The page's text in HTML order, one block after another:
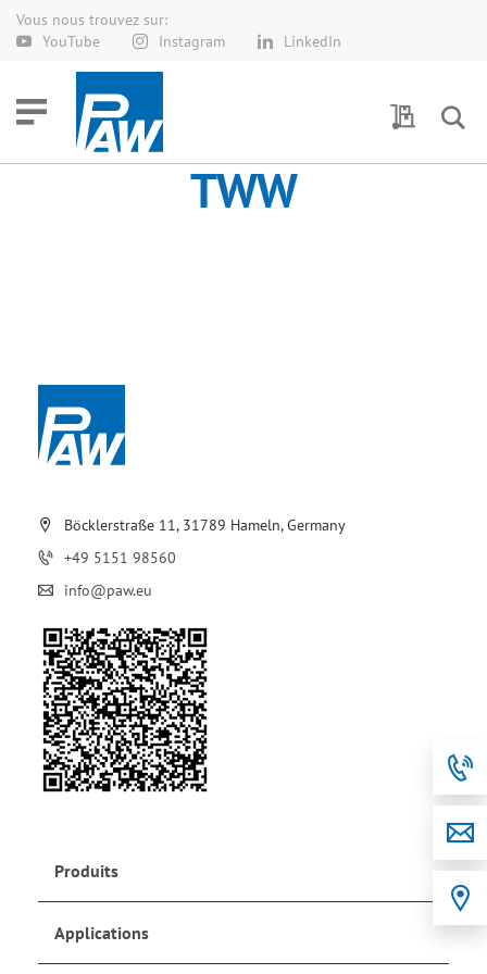
Vous nous trouvez sur:
YouTube
Instagram LinkedIn
Allez
Demande
TWW
Böcklerstraße 11, 31789 Hameln, Germany
+49 5151 98560
info@paw.eu
Produits
Applications